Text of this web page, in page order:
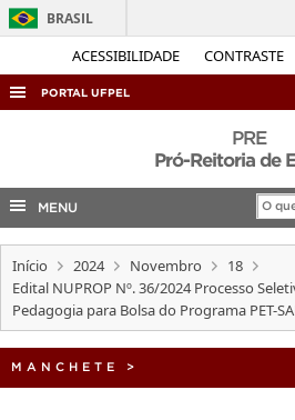
ACESSIBILIDADE CONTRASTE
BRASIL
PORTAL UFPEL
COBALTO
CONCURSOS
EDITAIS
INTERNACIONAL
PRE
Pró-Reitoria de
MENU
Início 2024 Novembro
18
Edital NUPROP Nº. 36/2024 Processo
Pedagogia para Bolsa do Programa PET-
MANCHETE >